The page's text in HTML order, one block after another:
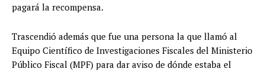
pagará la recompensa.
Trascendió además que fue una persona la que llamó al
Equipo Científico de Investigaciones Fiscales del Ministerio
Público Fiscal (MPF) para dar aviso de dónde estaba el